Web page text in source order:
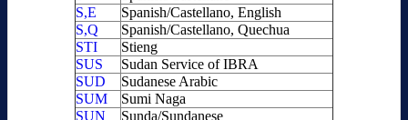
S,E
Spanish/Castellano, English
S,Q
Spanish/Castellano, Quechua
STI
Stieng
SUS
Sudan Service of IBRA
SUD
Sudanese Arabic
SUM
Sumi Naga
SUN
Sunda/Sundanese